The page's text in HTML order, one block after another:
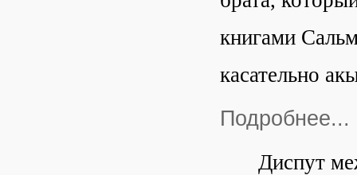
книгами
касательно
Подробнее...
Диспут